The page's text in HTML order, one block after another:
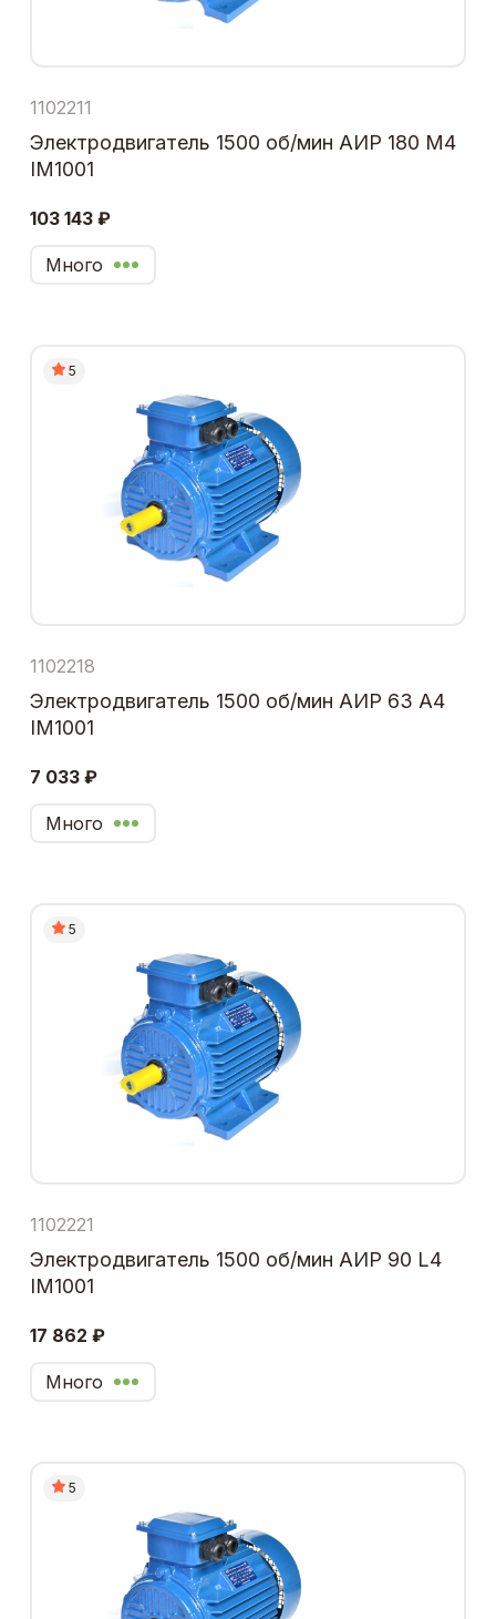
1102211
Электродвигатель 1500 об/мин АИР 180 М4
IM1001
103 143 ₽
Много
5
1102218
Электродвигатель 1500 об/мин АИР 63 А4
IM1001
7 033 ₽
Много
5
1102221
Электродвигатель 1500 об/мин АИР 90 L4
IM1001
17 862 ₽
Много
5